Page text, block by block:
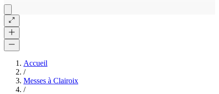
Accueil
/
Messes à Clairoix
/